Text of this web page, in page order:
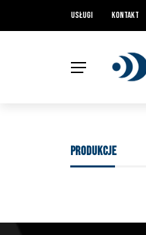
Usługi Kontakt
PRODUKCJE